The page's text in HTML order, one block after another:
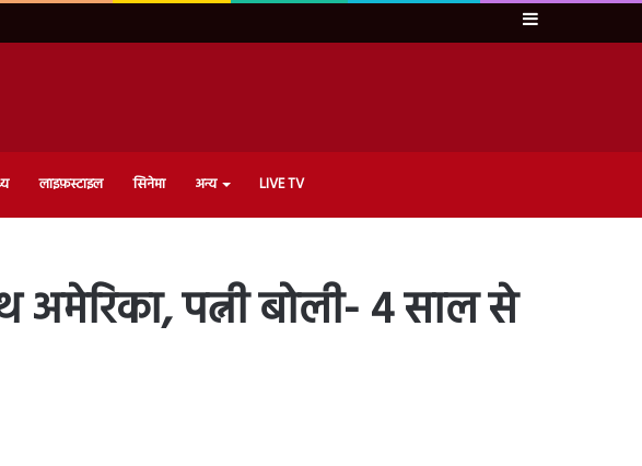
Sidebar
लाइफ़स्टाइल सिनेमा अन्य LIVE TV
अमेरिका, पत्नी बोली- 4 साल से